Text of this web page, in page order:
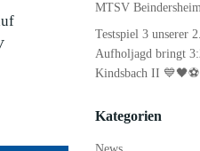
MTSV
Testspiel 3 unserer
Aufholjagd bringt
Kindsbach II 💙🖤⚽
Kategorien